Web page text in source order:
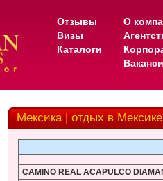
Отзывы
Визы
Каталоги
О
Мексика | отдых в
CAMINO REAL ACAPULCO